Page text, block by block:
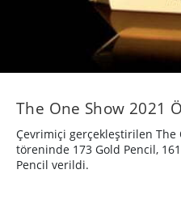
The One Show 2021
Çevrimiçi gerçekleştirilen The
töreninde 173 Gold Pencil,
Pencil verildi.